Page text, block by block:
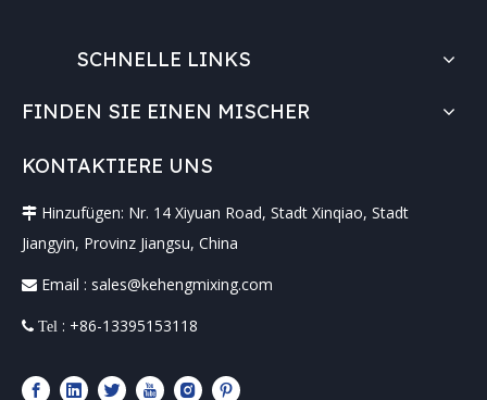
SCHNELLE LINKS
FINDEN SIE EINEN MISCHER
KONTAKTIERE UNS
 Hinzufügen: Nr. 14 Xiyuan Road, Stadt Xinqiao, Stadt
Jiangyin, Provinz Jiangsu, China
 Email : sales@kehengmixing.com
 Tel : +86-13395153118